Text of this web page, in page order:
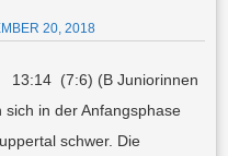
20, 2018
13:14 (7:6) (B Juniorinnen
in der Anfangsphase
schwer. Die